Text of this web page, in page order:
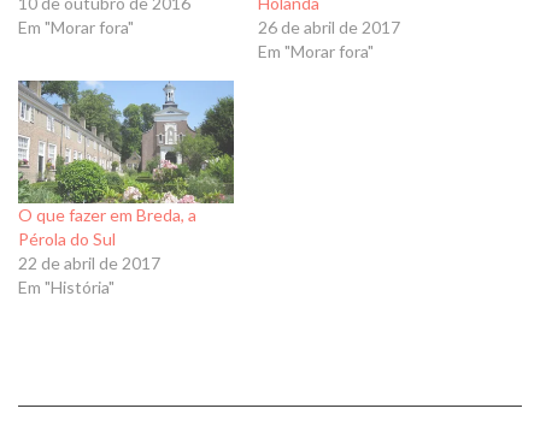
Em "Morar fora"
26 de abril de 2017
Em "Morar fora"
O que fazer em Breda, a
Pérola do Sul
22 de abril de 2017
Em "História"